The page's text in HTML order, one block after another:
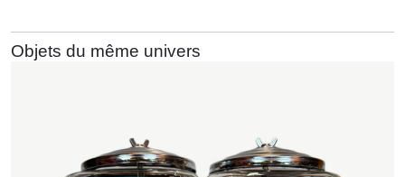
Objets du même univers